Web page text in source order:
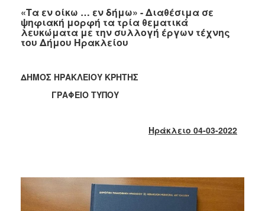
2022
2021
2019
2018
2011
«Τα εν οίκω … εν δήμω» - Διαθέσιμα σε
ψηφιακή μορφή τα τρία θεματικά
λευκώματα με την συλλογή έργων τέχνης
του Δήμου Ηρακλείου
ΔΗΜΟΣ ΗΡΑΚΛΕΙΟΥ ΚΡΗΤΗΣ
ΓΡΑΦΕΙΟ ΤΥΠΟΥ
Ηράκλειο 04-03-2022